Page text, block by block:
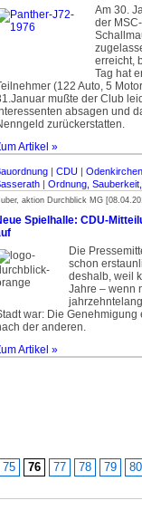
Am 30.
der
erreicht,
Tag hat
(122 Auto, 5
mußte der Club
absagen und
zurückerstatten.
Artikel »
| CDU |
| Ordnung,
aktion Durchblick MG
Spielhalle: CDU-
Die
schon
deshalb, weil
Jahre – wenn
war: Die
der anderen.
Artikel »
75 76 77 78 79
80